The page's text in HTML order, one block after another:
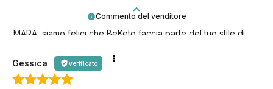
Commento del venditore
MARA, siamo felici che BeKeto faccia parte del tuo stile di
Gessica verificato